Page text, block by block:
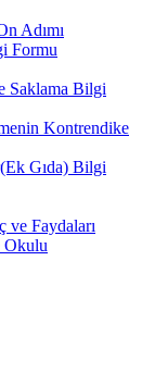
Adımı
Formu
Saklama Bilgi
Kontrendike
Gıda) Bilgi
ve Faydaları
Okulu